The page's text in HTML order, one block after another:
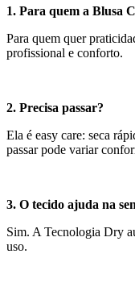
1. Para quem a Blusa
Para quem quer
profissional e conforto.
2. Precisa passar?
Ela é easy care: seca
passar pode variar
3. O tecido ajuda na
Sim. A Tecnologia Dry
uso.